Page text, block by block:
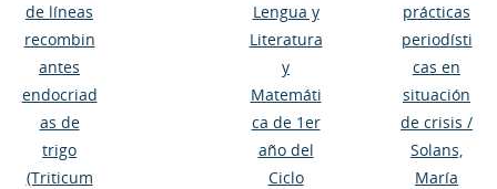
de líneas
recombin
antes
endocriad
as de
trigo
(Triticum
Lengua y
Literatura
y
Matemáti
ca de 1er
año del
Ciclo
prácticas
periodísti
cas en
situación
de crisis /
Solans,
María